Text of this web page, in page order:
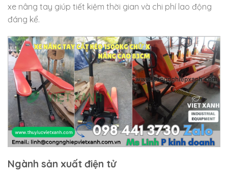
xe nâng tay giúp tiết kiệm thời gian và chi phí lao động
đáng kể.
Ngành sản xuất điện tử